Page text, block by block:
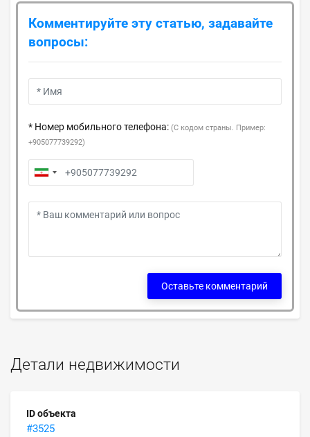
Детали недвижимости
ID объекта
#3525
Комментируйте эту статью, задавайте
вопросы:
* Номер мобильного телефона: (С кодом страны. Пример:
+905077739292)
Оставьте комментарий